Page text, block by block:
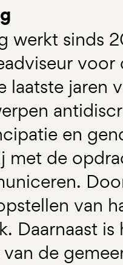
werkt sinds
voor
laatste jaren
en
met de
van
Daarnaast
de